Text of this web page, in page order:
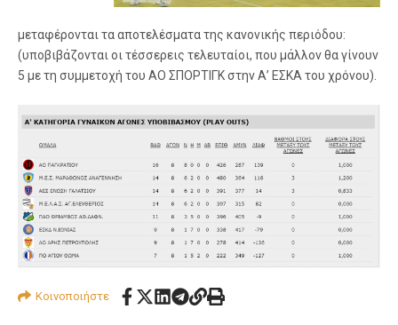
μεταφέρονται τα αποτελέσματα της κανονικής περιόδου:
(υποβιβάζονται οι τέσσερεις τελευταίοι, που μάλλον θα γίνουν
5 με τη συμμετοχή του ΑΟ ΣΠΟΡΤΙΓΚ στην Α’ ΕΣΚΑ του χρόνου).
Κοινοποιήστε